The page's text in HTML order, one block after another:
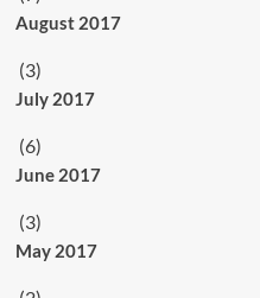
August 2017
(3)
July 2017
(6)
June 2017
(3)
May 2017